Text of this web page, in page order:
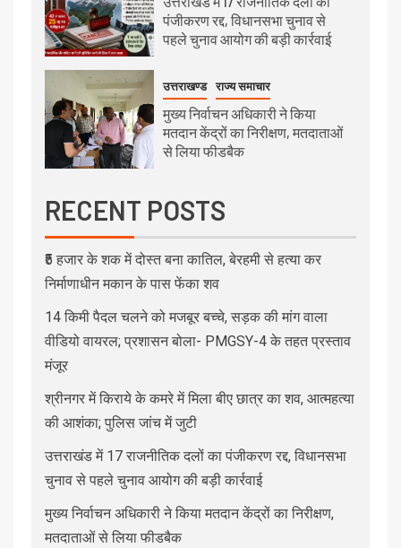
पंजीकरण रद्द, विधानसभा चुनाव से
पहले चुनाव आयोग की बड़ी कार्रवाई
उत्तराखण्ड राज्य समाचार
मुख्य निर्वाचन अधिकारी ने किया
मतदान केंद्रों का निरीक्षण, मतदाताओं
से लिया फीडबैक
RECENT POSTS
₹5 हजार के शक में दोस्त बना कातिल, बेरहमी से हत्या कर
निर्माणाधीन मकान के पास फेंका शव
14 किमी पैदल चलने को मजबूर बच्चे, सड़क की मांग वाला
वीडियो वायरल; प्रशासन बोला- PMGSY-4 के तहत प्रस्ताव
मंजूर
श्रीनगर में किराये के कमरे में मिला बीए छात्र का शव, आत्महत्या
की आशंका; पुलिस जांच में जुटी
उत्तराखंड में 17 राजनीतिक दलों का पंजीकरण रद्द, विधानसभा
चुनाव से पहले चुनाव आयोग की बड़ी कार्रवाई
मुख्य निर्वाचन अधिकारी ने किया मतदान केंद्रों का निरीक्षण,
मतदाताओं से लिया फीडबैक